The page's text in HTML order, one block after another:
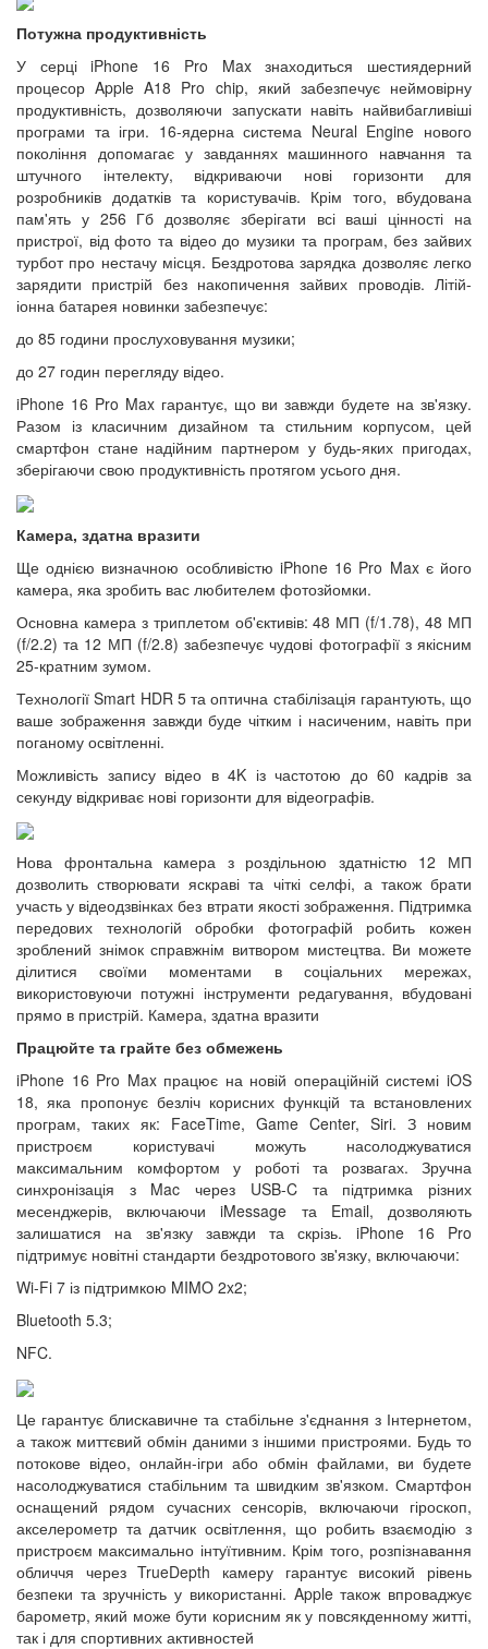
Потужна продуктивність
У серці iPhone 16 Pro Max знаходиться шестиядерний
процесор Apple A18 Pro chip, який забезпечує неймовірну
продуктивність, дозволяючи запускати навіть найвибагливіші
програми та ігри. 16-ядерна система Neural Engine нового
покоління допомагає у завданнях машинного навчання та
штучного інтелекту, відкриваючи нові горизонти для
розробників додатків та користувачів. Крім того, вбудована
пам'ять у 256 Гб дозволяє зберігати всі ваші цінності на
пристрої, від фото та відео до музики та програм, без зайвих
турбот про нестачу місця. Бездротова зарядка дозволяє легко
зарядити пристрій без накопичення зайвих проводів. Літій-
іонна батарея новинки забезпечує:
до 85 години прослуховування музики;
до 27 годин перегляду відео.
iPhone 16 Pro Max гарантує, що ви завжди будете на зв'язку.
Разом із класичним дизайном та стильним корпусом, цей
смартфон стане надійним партнером у будь-яких пригодах,
зберігаючи свою продуктивність протягом усього дня.
Камера, здатна вразити
Ще однією визначною особливістю iPhone 16 Pro Max є його
камера, яка зробить вас любителем фотозйомки.
Основна камера з триплетом об'єктивів: 48 МП (f/1.78), 48 МП
(f/2.2) та 12 МП (f/2.8) забезпечує чудові фотографії з якісним
25-кратним зумом.
Технології Smart HDR 5 та оптична стабілізація гарантують, що
ваше зображення завжди буде чітким і насиченим, навіть при
поганому освітленні.
Можливість запису відео в 4K із частотою до 60 кадрів за
секунду відкриває нові горизонти для відеографів.
Нова фронтальна камера з роздільною здатністю 12 МП
дозволить створювати яскраві та чіткі селфі, а також брати
участь у відеодзвінках без втрати якості зображення. Підтримка
передових технологій обробки фотографій робить кожен
зроблений знімок справжнім витвором мистецтва. Ви можете
ділитися своїми моментами в соціальних мережах,
використовуючи потужні інструменти редагування, вбудовані
прямо в пристрій. Камера, здатна вразити
Працюйте та грайте без обмежень
iPhone 16 Pro Max працює на новій операційній системі iOS
18, яка пропонує безліч корисних функцій та встановлених
програм, таких як: FaceTime, Game Center, Siri. З новим
пристроєм користувачі можуть насолоджуватися
максимальним комфортом у роботі та розвагах. Зручна
синхронізація з Mac через USB-C та підтримка різних
месенджерів, включаючи iMessage та Email, дозволяють
залишатися на зв'язку завжди та скрізь. iPhone 16 Pro
підтримує новітні стандарти бездротового зв'язку, включаючи:
Wi-Fi 7 із підтримкою MIMO 2x2;
Bluetooth 5.3;
NFC.
Це гарантує блискавичне та стабільне з'єднання з Інтернетом,
а також миттєвий обмін даними з іншими пристроями. Будь то
потокове відео, онлайн-ігри або обмін файлами, ви будете
насолоджуватися стабільним та швидким зв'язком. Смартфон
оснащений рядом сучасних сенсорів, включаючи гіроскоп,
акселерометр та датчик освітлення, що робить взаємодію з
пристроєм максимально інтуїтивним. Крім того, розпізнавання
обличчя через TrueDepth камеру гарантує високий рівень
безпеки та зручність у використанні. Apple також впроваджує
барометр, який може бути корисним як у повсякденному житті,
так і для спортивних активностей